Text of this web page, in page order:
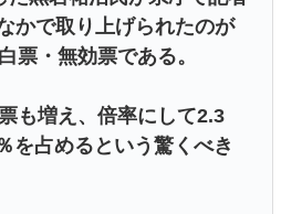
かで取り上げられたのが
票・無効票である。
も増え、倍率にして2.3
を占めるという驚くべき